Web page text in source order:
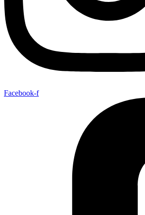
Facebook-f